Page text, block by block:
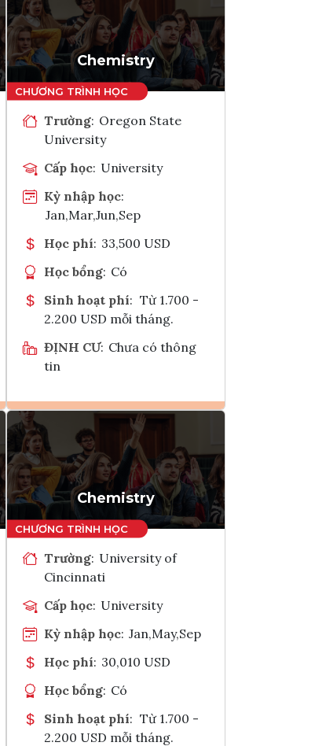
Chemistry
Trường: Oregon State
University
Cấp học: University
Kỳ nhập học:
Jan,Mar,Jun,Sep
Học phí: 33,500 USD
Học bổng: Có
Sinh hoạt phí: Từ 1.700 -
2.200 USD mỗi tháng.
ĐỊNH CƯ: Chưa có thông
tin
Ghi danh
Tham vấn Interlink
Chemistry
Trường: University of
Cincinnati
Cấp học: University
Kỳ nhập học: Jan,May,Sep
Học phí: 30,010 USD
Học bổng: Có
Sinh hoạt phí: Từ 1.700 -
2.200 USD mỗi tháng.